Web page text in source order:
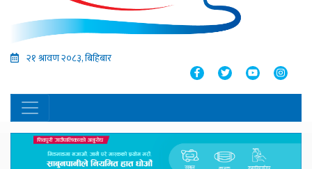
२१ श्रावण २०८३, बिहिबार